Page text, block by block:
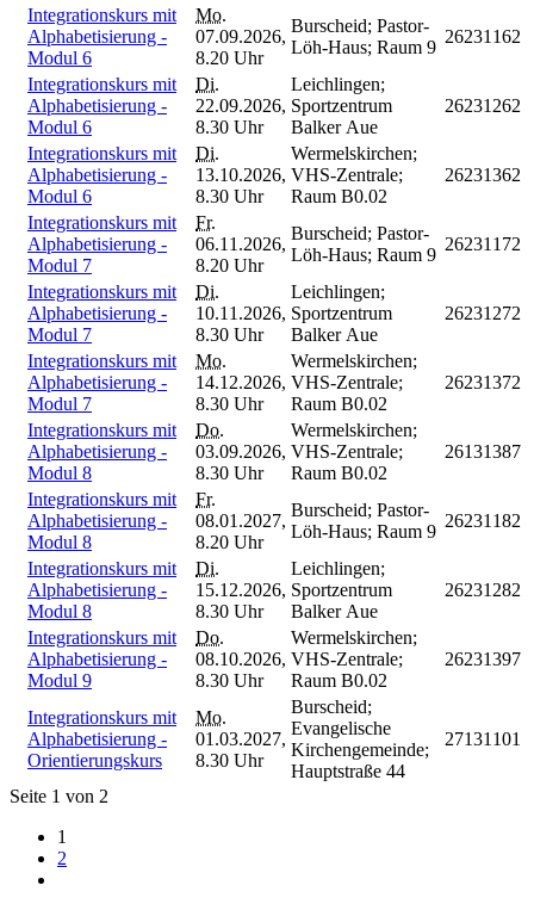
Integrationskurs mit
Alphabetisierung -
Modul 6
Mo.
07.09.2026,
8.20 Uhr
Burscheid; Pastor-
Löh-Haus; Raum 9
26231162
Integrationskurs mit
Alphabetisierung -
Modul 6
Di.
22.09.2026,
8.30 Uhr
Leichlingen;
Sportzentrum
Balker Aue
26231262
Integrationskurs mit
Alphabetisierung -
Modul 6
Di.
13.10.2026,
8.30 Uhr
Wermelskirchen;
VHS-Zentrale;
Raum B0.02
26231362
Integrationskurs mit
Alphabetisierung -
Modul 7
Fr.
06.11.2026,
8.20 Uhr
Burscheid; Pastor-
Löh-Haus; Raum 9
26231172
Integrationskurs mit
Alphabetisierung -
Modul 7
Di.
10.11.2026,
8.30 Uhr
Leichlingen;
Sportzentrum
Balker Aue
26231272
Integrationskurs mit
Alphabetisierung -
Modul 7
Mo.
14.12.2026,
8.30 Uhr
Wermelskirchen;
VHS-Zentrale;
Raum B0.02
26231372
Integrationskurs mit
Alphabetisierung -
Modul 8
Do.
03.09.2026,
8.30 Uhr
Wermelskirchen;
VHS-Zentrale;
Raum B0.02
26131387
Integrationskurs mit
Alphabetisierung -
Modul 8
Fr.
08.01.2027,
8.20 Uhr
Burscheid; Pastor-
Löh-Haus; Raum 9
26231182
Integrationskurs mit
Alphabetisierung -
Modul 8
Di.
15.12.2026,
8.30 Uhr
Leichlingen;
Sportzentrum
Balker Aue
26231282
Integrationskurs mit
Alphabetisierung -
Modul 9
Do.
08.10.2026,
8.30 Uhr
Wermelskirchen;
VHS-Zentrale;
Raum B0.02
26231397
Integrationskurs mit
Alphabetisierung -
Orientierungskurs
Mo.
01.03.2027,
8.30 Uhr
Burscheid;
Evangelische
Kirchengemeinde;
Hauptstraße 44
27131101
Seite 1 von 2
1
2